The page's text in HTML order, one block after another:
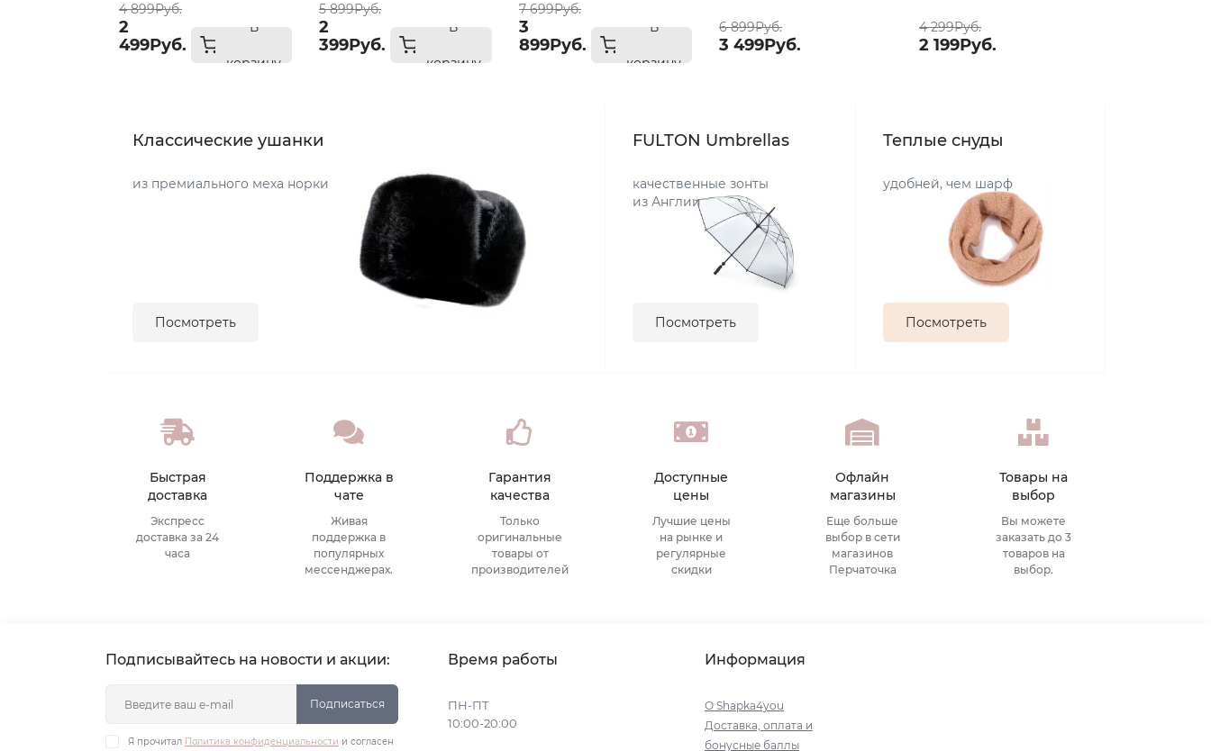
4 899Руб.
2
499Руб.
В
корзину
5 899Руб.
2
399Руб.
В
корзину
7 699Руб.
3
899Руб.
В
корзину
6 899Руб.
3 499Руб.
4 299Руб.
2 199Руб.
Классические ушанки
из премиального меха норки
Посмотреть
FULTON Umbrellas
качественные зонты
из Англии
Посмотреть
Теплые снуды
удобней, чем шарф
Посмотреть
Быстрая
доставка
Экспресс
доставка за 24
часа
Поддержка в
чате
Живая
поддержка в
популярных
мессенджерах.
Гарантия
качества
Только
оригинальные
товары от
производителей
Доступные
цены
Лучшие цены
на рынке и
регулярные
скидки
Офлайн
магазины
Еще больше
выбор в сети
магазинов
Перчаточка
Товары на
выбор
Вы можете
заказать до 3
товаров на
выбор.
Подписывайтесь на новости и акции:
Подписаться
Я прочитал Политика конфиденциальности и согласен
Время работы
ПН-ПТ
10:00-20:00
Информация
О Shapka4you
Доставка, оплата и
бонусные баллы